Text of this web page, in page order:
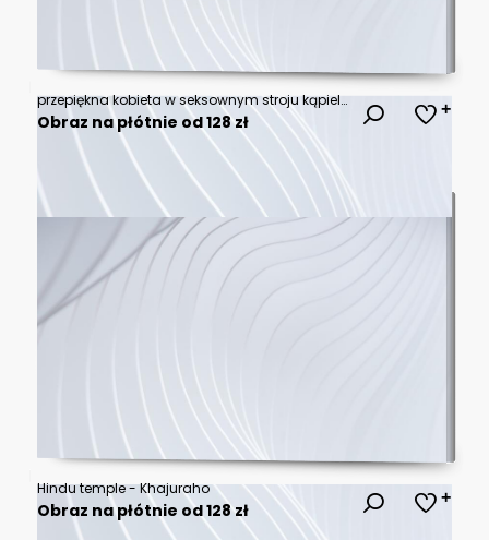
przepiękna kobieta w seksownym stroju kąpielowym w santorini
Obraz na płótnie od 128 zł
Hindu temple - Khajuraho
Obraz na płótnie od 128 zł